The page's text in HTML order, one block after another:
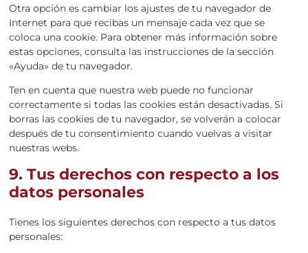
Otra opción es cambiar los ajustes de tu navegador de
Internet para que recibas un mensaje cada vez que se
coloca una cookie. Para obtener más información sobre
estas opciones, consulta las instrucciones de la sección
«Ayuda» de tu navegador.
Ten en cuenta que nuestra web puede no funcionar
correctamente si todas las cookies están desactivadas. Si
borras las cookies de tu navegador, se volverán a colocar
después de tu consentimiento cuando vuelvas a visitar
nuestras webs.
9. Tus derechos con respecto a los
datos personales
Tienes los siguientes derechos con respecto a tus datos
personales: